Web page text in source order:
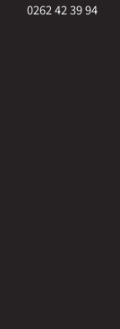
0262 42 39 94